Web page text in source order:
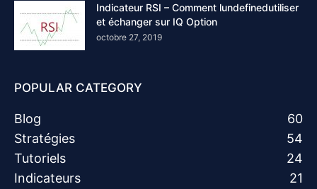
Indicateur RSI – Comment lundefinedutiliser
et échanger sur IQ Option
octobre 27, 2019
POPULAR CATEGORY
Blog
60
Stratégies
54
Tutoriels
24
Indicateurs
21